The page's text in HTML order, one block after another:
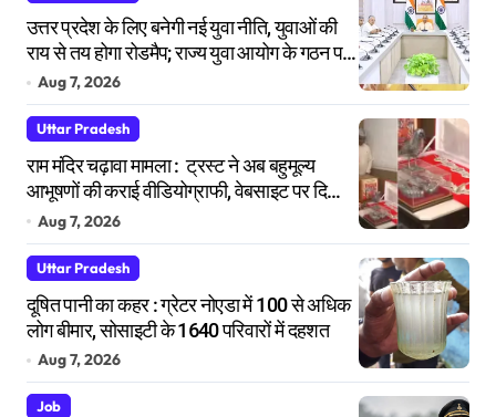
उत्तर प्रदेश के लिए बनेगी नई युवा नीति, युवाओं की
राय से तय होगा रोडमैप; राज्य युवा आयोग के गठन पर
भी मंथन
Aug 7, 2026
Uttar Pradesh
राम मंदिर चढ़ावा मामला : ट्रस्ट ने अब बहुमूल्य
आभूषणों की कराई वीडियोग्राफी, वेबसाइट पर दिखाने
की तैयारी
Aug 7, 2026
Uttar Pradesh
दूषित पानी का कहर : ग्रेटर नोएडा में 100 से अधिक
लोग बीमार, सोसाइटी के 1640 परिवारों में दहशत
Aug 7, 2026
Job